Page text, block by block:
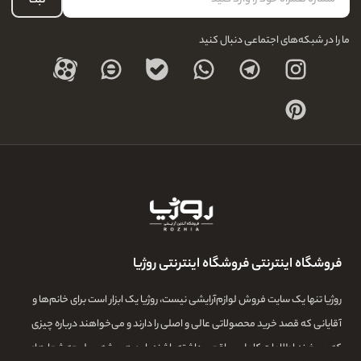
درباره ما
ما را در شبکه‌های اجتماعی دنبال کنید
فروشگاه اینترنتی فروشگاه اینترنتی روژیا
روژیا تنها یک سایت فروش لوازم‌آرایشی نیست، روژیا یک ابزار است برای خانم‌ها و
آقایانی که قصد خرید محصولاتی عالی و اصلی را دارند و می‌خواهند درباره چیزی
که می‌خرند اطلاعات کامل و واقعی داشته باشند. این همیشه سرلوحه شعارهای